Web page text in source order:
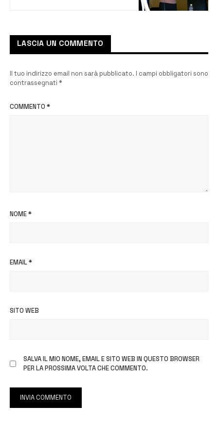
LASCIA UN COMMENTO
Il tuo indirizzo email non sarà pubblicato. I campi obbligatori sono
contrassegnati *
COMMENTO *
NOME*
EMAIL*
SITO WEB
SALVA IL MIO NOME, EMAIL E SITO WEB IN QUESTO BROWSER
PER LA PROSSIMA VOLTA CHE COMMENTO.